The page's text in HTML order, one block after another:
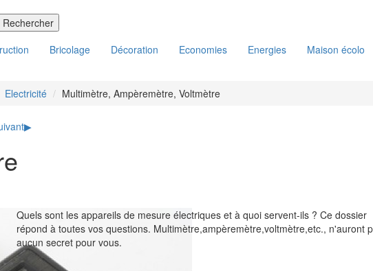
Bricolage Décoration Economies Energies Maison écolo
Electricité Multimètre, Ampèremètre, Voltmètre
▶
Quels sont les appareils de mesure électriques et à quoi servent-ils ? Ce dossier
répond à toutes vos questions. Multimètre,ampèremètre,voltmètre,etc., n'auront
aucun secret pour vous.